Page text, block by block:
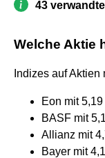
43
Welche Aktie
Indizes auf
Eon mit
BASF mit
Allianz mit
Bayer mit